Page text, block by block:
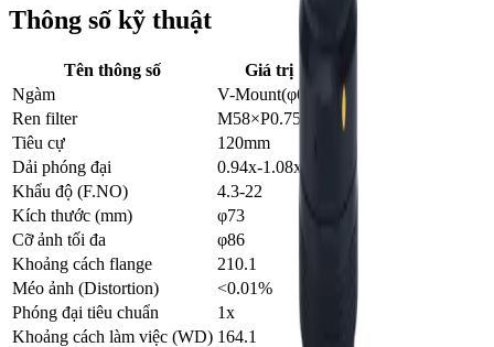
Thông số kỹ thuật
Tên thông số
Giá trị
Ngàm
V-Mount(φ64)
Ren filter
M58×P0.75
Tiêu cự
120mm
Dải phóng đại
0.94x-1.08x
Khẩu độ (F.NO)
4.3-22
Kích thước (mm)
φ73
Cỡ ảnh tối đa
φ86
Khoảng cách flange
210.1
Méo ảnh (Distortion)
<0.01%
Phóng đại tiêu chuẩn
1x
Khoảng cách làm việc (WD) 164.1